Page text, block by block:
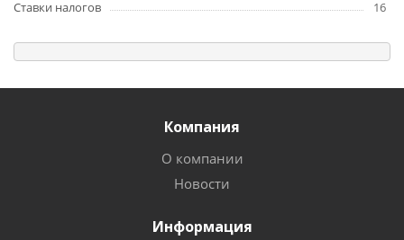
Ставки налогов
16
Компания
О компании
Новости
Информация